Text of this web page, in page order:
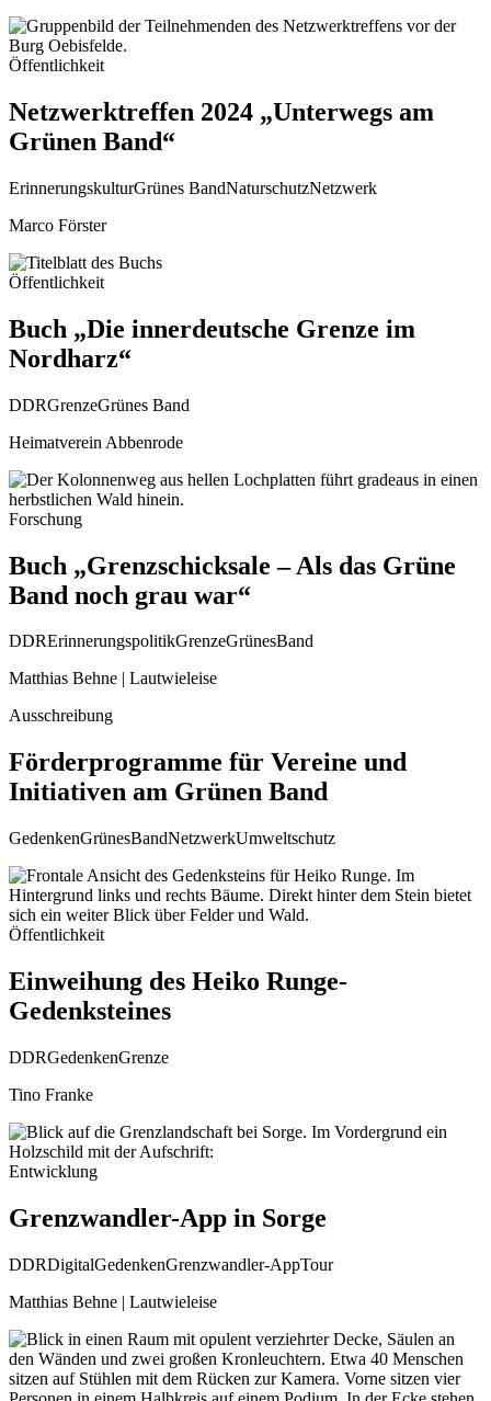
Öffentlichkeit
Netzwerktreffen 2024 „Unterwegs am
Grünen Band“
ErinnerungskulturGrünes BandNaturschutzNetzwerk
Marco Förster
Öffentlichkeit
Buch „Die innerdeutsche Grenze im
Nordharz“
DDRGrenzeGrünes Band
Heimatverein Abbenrode
Forschung
Buch „Grenzschicksale – Als das Grüne
Band noch grau war“
DDRErinnerungspolitikGrenzeGrünesBand
Matthias Behne | Lautwieleise
Ausschreibung
Förderprogramme für Vereine und
Initiativen am Grünen Band
GedenkenGrünesBandNetzwerkUmweltschutz
Öffentlichkeit
Einweihung des Heiko Runge-
Gedenksteines
DDRGedenkenGrenze
Tino Franke
Entwicklung
Grenzwandler-App in Sorge
DDRDigitalGedenkenGrenzwandler-AppTour
Matthias Behne | Lautwieleise